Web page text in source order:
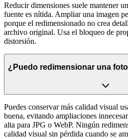
Reducir dimensiones suele mantener
fuente es nítida. Ampliar una imagen
porque el redimensionado no crea
archivo original. Usa el bloqueo de
distorsión.
¿Puedo redimensionar una
Puedes conservar más calidad visual
buena, evitando ampliaciones
alta para JPG o WebP. Ningún
calidad visual sin pérdida cuando se